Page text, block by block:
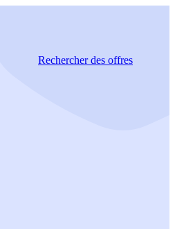
Rechercherdes offres